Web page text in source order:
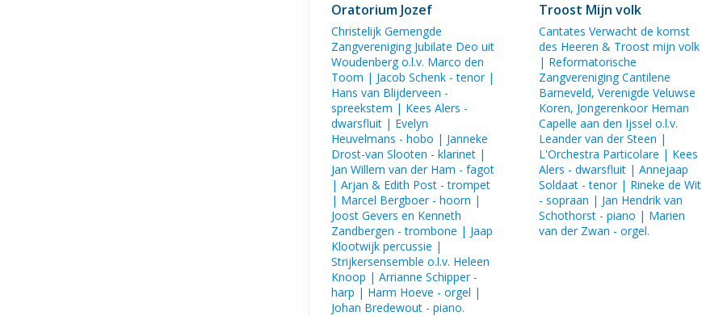
Oratorium Jozef
Christelijk Gemengde
Zangvereniging Jubilate Deo uit
Woudenbergo.l.v. Marco den
Toom | Jacob Schenk - tenor |
Hans van Blijderveen -
spreekstem | Kees Alers -
dwarsfluit | Evelyn
Heuvelmans - hobo | Janneke
Drost-van Slooten - klarinet |
Jan Willem van der Ham - fagot
|Arjan & Edith Post - trompet
| Marcel Bergboer- hoorn |
Joost Gevers en Kenneth
Zandbergen - trombone | Jaap
Klootwijk percussie |
Strijkersensemble o.l.v. Heleen
Knoop |Arrianne Schipper-
harp | Harm Hoeve - orgel |
Johan Bredewout - piano.
Troost Mijn volk
Cantates Verwacht de komst
des Heeren & Troost mijn volk
| Reformatorische
Zangvereniging Cantilene
Barneveld, Verenigde Veluwse
Koren, Jongerenkoor Heman
Capelle aan den Ijssel o.l.v.
Leander van der Steen |
L'Orchestra Particolare | Kees
Alers - dwarsfluit | Annejaap
Soldaat - tenor | Rineke de Wit
- sopraan | Jan Hendrik van
Schothorst- piano | Marien
van der Zwan - orgel.